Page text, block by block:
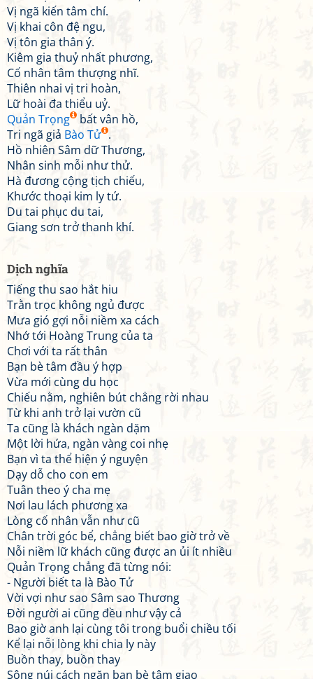
Vị ngã kiến tâm chí.
Vị khai côn đệ ngu,
Vị tôn gia thân ý.
Kiêm gia thuỷ nhất phương,
Cố nhân tâm thượng nhĩ.
Thiên nhai vị tri hoàn,
Lữ hoài đa thiểu uỷ.
Quản Trọng
bất vân hồ,
Tri ngã giả Bào Tử .
Hồ nhiên Sâm dữ Thương,
Nhân sinh mỗi như thử.
Hà đương cộng tịch chiếu,
Khước thoại kim ly tứ.
Du tai phục du tai,
Giang sơn trở thanh khí.
Dịch nghĩa
Tiếng thu sao hắt hiu
Trằn trọc không ngủ được
Mưa gió gợi nỗi niềm xa cách
Nhớ tới Hoàng Trung của ta
Chơi với ta rất thân
Bạn bè tâm đầu ý hợp
Vừa mới cùng du học
Chiếu nằm, nghiên bút chẳng rời nhau
Từ khi anh trở lại vườn cũ
Ta cũng là khách ngàn dặm
Một lời hứa, ngàn vàng coi nhẹ
Bạn vì ta thể hiện ý nguyện
Dạy dỗ cho con em
Tuân theo ý cha mẹ
Nơi lau lách phương xa
Lòng cố nhân vẫn như cũ
Chân trời góc bể, chẳng biết bao giờ trở về
Nỗi niềm lữ khách cũng được an ủi ít nhiều
Quản Trọng chẳng đã từng nói:
- Người biết ta là Bào Tử
Vời vợi như sao Sâm sao Thương
Đời người ai cũng đều như vậy cả
Bao giờ anh lại cùng tôi trong buổi chiều tối
Kể lại nỗi lòng khi chia ly này
Buồn thay, buồn thay
Sông núi cách ngăn bạn bè tâm giao